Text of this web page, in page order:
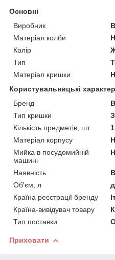
Основні
Виробник
Матеріал колби
Колір
Тип
Матеріал кришки
Користувальницькі
Бренд
Тип кришки
Кількість предметів, шт
1
Матеріал корпусу
Мийка в посудомийній
машині
Наявність
Об'єм, л
Країна реєстрації бренду
Країна-вивідувач товару
Тип поставки
Приховати